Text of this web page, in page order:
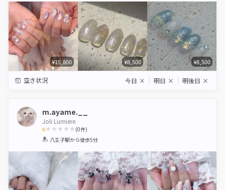
¥15,800 ¥8,500 ¥8,500
空き状況 今日 × 明日 × 明後日 ×
m.ayame.__
Joli Lumiere
0
1 2 3 4 5
(0件)
八王子駅から徒歩5分